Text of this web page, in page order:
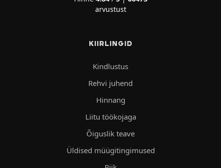
arvustust
KIIRLINGID
Kindlustus
Rehvi juhend
Hinnang
Liitu töökojaga
Õiguslik teave
Üldised müügitingimused